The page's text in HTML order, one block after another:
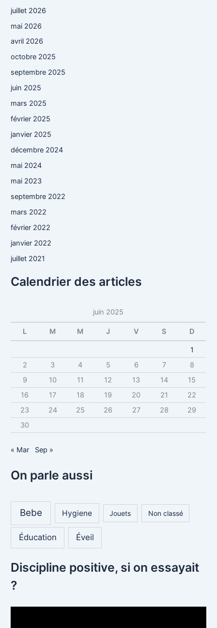
juillet 2026
mai 2026
avril 2026
octobre 2025
septembre 2025
juin 2025
mars 2025
février 2025
janvier 2025
décembre 2024
mai 2024
mai 2023
septembre 2022
mars 2022
février 2022
janvier 2022
juillet 2021
Calendrier des articles
juin 2025
L M M J V S D
1
2
3 4 5 6 7
8
9
10 11 12 13 14
15
16
17 18 19 20 21
22
23
24 25 26 27 28
29
30
« Mar Sep »
On parle aussi
Bebe Hygiene Jouets Non classé
Éducation Éveil
Discipline positive, si on essayait
?